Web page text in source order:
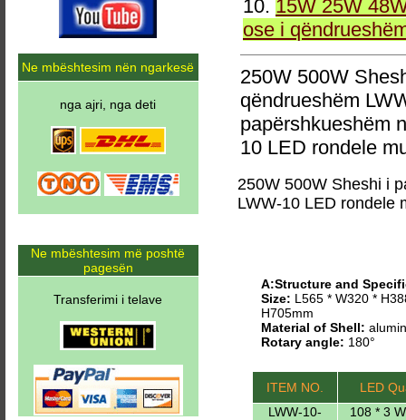
10. 15W 25W
ose i
250W 500W
qëndrueshëm
papërshkueshëm
10 LED rondele
250W 500W Sheshi i
LWW-10 LED rondele
A:Structure and
Size: L565 * W320 *
H705mm
Material of Shell:
Rotary angle: 180°
ITEM NO.
LED
LWW-10-
108 * 3
Ne mbështesim nën ngarkesë
nga ajri, nga deti
Ne mbështesim më poshtë
pagesën
Transferimi i telave